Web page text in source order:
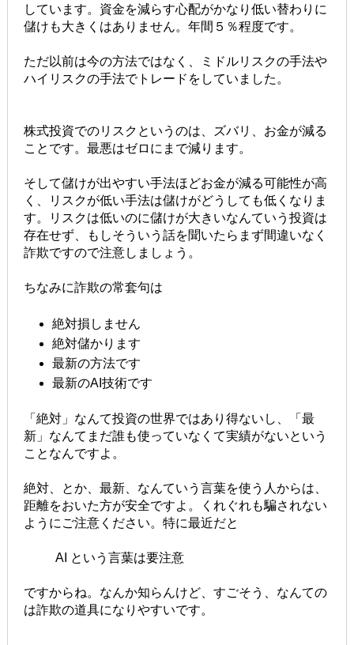
しています。資金を減らす心配がかなり低い替わりに
儲けも大きくはありません。年間５％程度です。
ただ以前は今の方法ではなく、ミドルリスクの手法や
ハイリスクの手法でトレードをしていました。
株式投資でのリスクというのは、ズバリ、お金が減る
ことです。最悪はゼロにまで減ります。
そして儲けが出やすい手法ほどお金が減る可能性が高
く、リスクが低い手法は儲けがどうしても低くなりま
す。リスクは低いのに儲けが大きいなんていう投資は
存在せず、もしそういう話を聞いたらまず間違いなく
詐欺ですので注意しましょう。
ちなみに詐欺の常套句は
絶対損しません
絶対儲かります
最新の方法です
最新のAI技術です
「絶対」なんて投資の世界ではあり得ないし、「最
新」なんてまだ誰も使っていなくて実績がないという
ことなんですよ。
絶対、とか、最新、なんていう言葉を使う人からは、
距離をおいた方が安全ですよ。くれぐれも騙されない
ようにご注意ください。特に最近だと
AI という言葉は要注意
ですからね。なんか知らんけど、すごそう、なんての
は詐欺の道具になりやすいです。